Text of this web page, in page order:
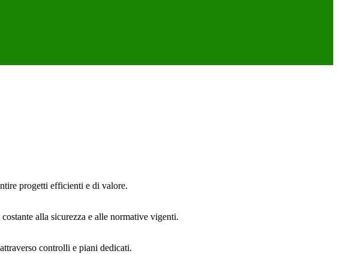
progetti efficienti e di valore.
alla sicurezza e alle normative vigenti.
controlli e piani dedicati.